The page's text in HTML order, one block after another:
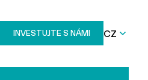
INVESTUJTE S NÁMI CZ